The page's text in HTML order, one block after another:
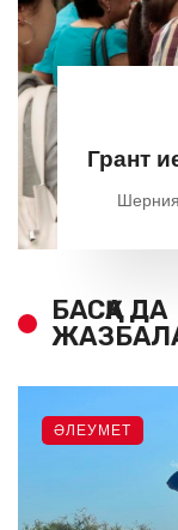
Грант
БАСҚА ДА
ӘЛЕУМЕТ